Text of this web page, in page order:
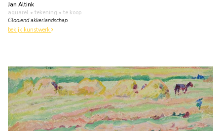
Jan Altink
aquarel • tekening • te koop
Glooiend akkerlandschap
bekijk kunstwerk